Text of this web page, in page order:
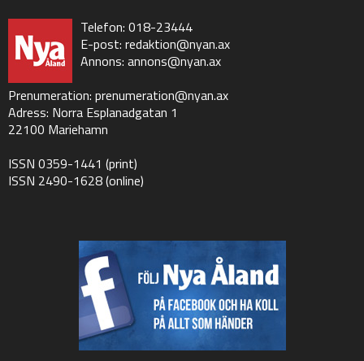
Telefon: 018-23444
E-post: redaktion@nyan.ax
Annons: annons@nyan.ax
Prenumeration: prenumeration@nyan.ax
Adress: Norra Esplanadgatan 1
22100 Mariehamn
ISSN 0359-1441 (print)
ISSN 2490-1628 (online)